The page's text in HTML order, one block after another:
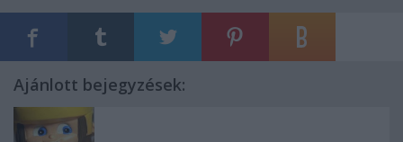
Ajánlott bejegyzések: